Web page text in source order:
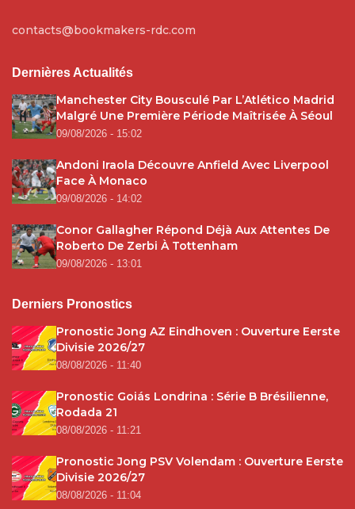
contacts@bookmakers-rdc.com
Dernières Actualités
Manchester City Bousculé Par L’Atlético Madrid
Malgré Une Première Période Maîtrisée À Séoul
09/08/2026 - 15:02
Andoni Iraola Découvre Anfield Avec Liverpool
Face À Monaco
09/08/2026 - 14:02
Conor Gallagher Répond Déjà Aux Attentes De
Roberto De Zerbi À Tottenham
09/08/2026 - 13:01
Derniers Pronostics
Pronostic Jong AZ Eindhoven : Ouverture Eerste
Divisie 2026/27
08/08/2026 - 11:40
Pronostic Goiás Londrina : Série B Brésilienne,
Rodada 21
08/08/2026 - 11:21
Pronostic Jong PSV Volendam : Ouverture Eerste
Divisie 2026/27
08/08/2026 - 11:04